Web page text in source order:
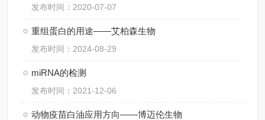
发布时间：2020-07-07
重组蛋白的用途——艾柏森生物
发布时间：2024-08-29
miRNA的检测
发布时间：2021-12-06
动物疫苗白油应用方向——博迈伦生物